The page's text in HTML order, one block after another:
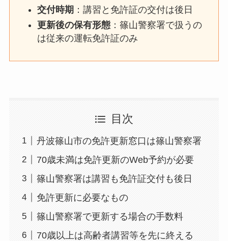
交付時期 ：講習と免許証の交付は後日
更新後の保有形態：篠山警察署で扱うの
は従来の運転免許証のみ
目次
丹波篠山市の免許更新窓口は篠山警察署
70歳未満は免許更新のWeb予約が必要
篠山警察署は講習も免許証交付も後日
免許更新に必要なもの
篠山警察署で更新する場合の手数料
70歳以上は高齢者講習等を先に終える